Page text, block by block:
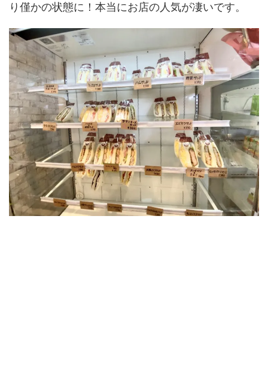
り僅かの状態に！本当にお店の人気が凄いです。